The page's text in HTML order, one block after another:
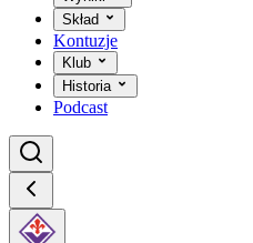
Skład
Kontuzje
Klub
Historia
Podcast